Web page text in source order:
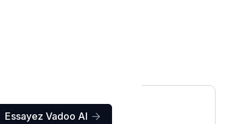
Essayez Vadoo AI 